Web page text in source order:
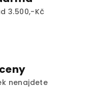
3.500,-Kč
nenajdete